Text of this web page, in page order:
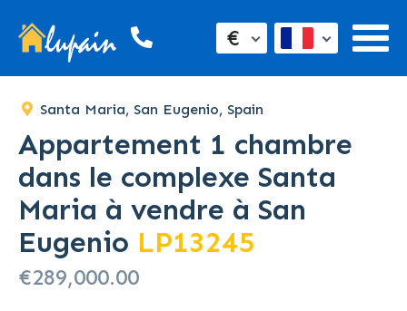
€
Santa Maria, San Eugenio, Spain
Appartement 1 chambre
dans le complexe Santa
Maria à vendre à San
Eugenio LP13245
€289,000.00